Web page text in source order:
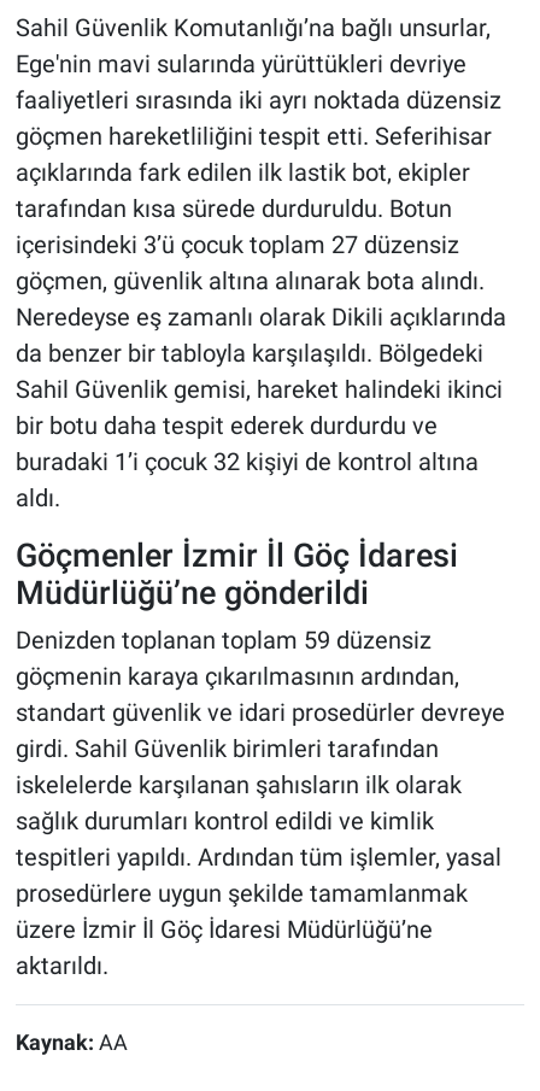
Sahil Güvenlik Komutanlığı’na bağlı unsurlar,
Ege'nin mavi sularında yürüttükleri devriye
faaliyetleri sırasında iki ayrı noktada düzensiz
göçmen hareketliliğini tespit etti. Seferihisar
açıklarında fark edilen ilk lastik bot, ekipler
tarafından kısa sürede durduruldu. Botun
içerisindeki 3’ü çocuk toplam 27 düzensiz
göçmen, güvenlik altına alınarak bota alındı.
Neredeyse eş zamanlı olarak Dikili açıklarında
da benzer bir tabloyla karşılaşıldı. Bölgedeki
Sahil Güvenlik gemisi, hareket halindeki ikinci
bir botu daha tespit ederek durdurdu ve
buradaki 1’i çocuk 32 kişiyi de kontrol altına
aldı.
Göçmenler İzmir İl Göç İdaresi
Müdürlüğü’ne gönderildi
Denizden toplanan toplam 59 düzensiz
göçmenin karaya çıkarılmasının ardından,
standart güvenlik ve idari prosedürler devreye
girdi. Sahil Güvenlik birimleri tarafından
iskelelerde karşılanan şahısların ilk olarak
sağlık durumları kontrol edildi ve kimlik
tespitleri yapıldı. Ardından tüm işlemler, yasal
prosedürlere uygun şekilde tamamlanmak
üzere İzmir İl Göç İdaresi Müdürlüğü’ne
aktarıldı.
Kaynak: AA